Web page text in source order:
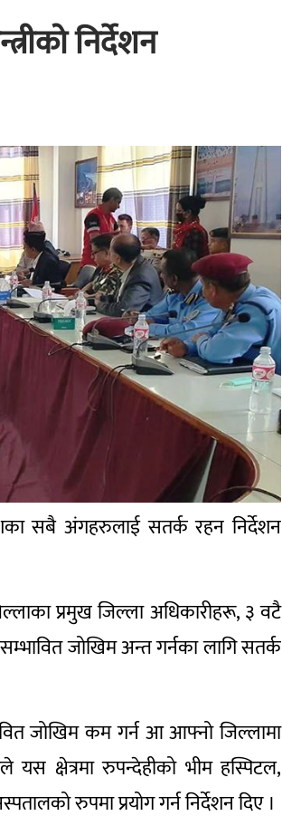
निर्देशन
सबै अंगहरुलाई सतर्क रहन निर्देशन
प्रमुख जिल्ला अधिकारीहरू, ३ वटै
जोखिम अन्त गर्नका लागि सतर्क
जोखिम कम गर्न आ आफ्नो जिल्लामा
यस क्षेत्रमा रुपन्देहीको भीम हस्पिटल,
रुपमा प्रयोग गर्न निर्देशन दिए ।